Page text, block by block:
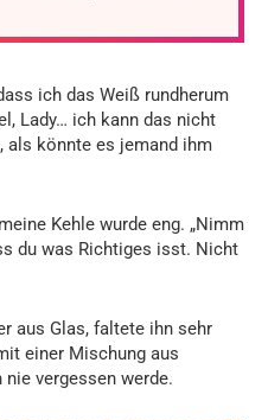
ich das Weiß rundherum
Lady… ich kann das nicht
als könnte es jemand ihm
Kehle wurde eng. „Nimm
du was Richtiges isst. Nicht
aus Glas, faltete ihn sehr
einer Mischung aus
vergessen werde.